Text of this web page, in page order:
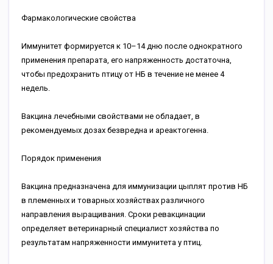
Фармакологические свойства
Иммунитет формируется к 10–14 дню после однократного
применения препарата, его напряженность достаточна,
чтобы предохранить птицу от НБ в течение не менее 4
недель.
Вакцина лечебными свойствами не обладает, в
рекомендуемых дозах безвредна и ареактогенна.
Порядок применения
Вакцина предназначена для иммунизации цыплят против НБ
в племенных и товарных хозяйствах различного
направления выращивания. Сроки ревакцинации
определяет ветеринарный специалист хозяйства по
результатам напряженности иммунитета у птиц.